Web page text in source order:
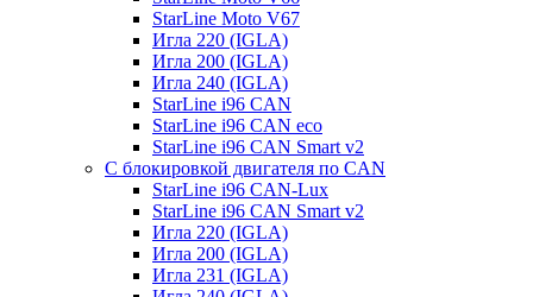
StarLine Moto V67
Игла 220 (IGLA)
Игла 200 (IGLA)
Игла 240 (IGLA)
StarLine i96 CAN
StarLine i96 CAN eco
StarLine i96 CAN Smart v2
С блокировкой двигателя по CAN
StarLine i96 CAN-Lux
StarLine i96 CAN Smart v2
Игла 220 (IGLA)
Игла 200 (IGLA)
Игла 231 (IGLA)